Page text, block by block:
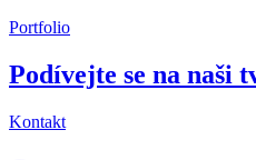
Portfolio
Podívejte se na naši
Kontakt